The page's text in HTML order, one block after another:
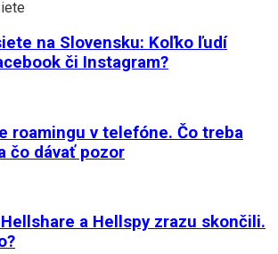
na Slovensku: Koľko ľudí
či Instagram?
roamingu v telefóne. Čo treba
čo dávať pozor
a Hellspy zrazu skončili.